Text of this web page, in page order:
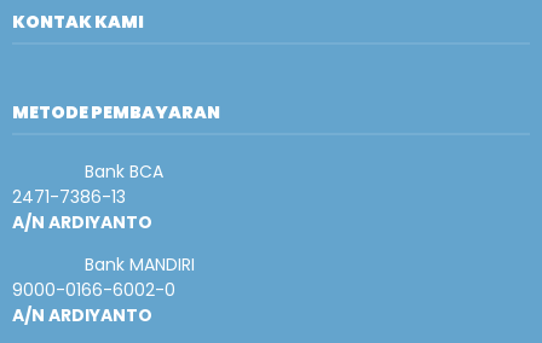
KONTAK KAMI
METODE PEMBAYARAN
Bank BCA
2471-7386-13
A/N ARDIYANTO
Bank MANDIRI
9000-0166-6002-0
A/N ARDIYANTO